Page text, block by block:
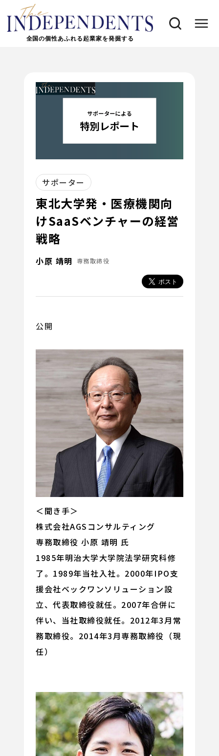
全国の個性あふれる起業家を発掘する
サポーター
東北大学発・医療機関向
けSaaSベンチャーの経営
戦略
小原 靖明 専務取締役
公開
＜聞き手＞
株式会社AGSコンサルティング
専務取締役 小原 靖明 氏
1985年明治大学大学院法学研究科修
了。1989年当社入社。2000年IPO支
援会社ベックワンソリューション設
立、代表取締役就任。2007年合併に
伴い、当社取締役就任。2012年3月常
務取締役。2014年3月専務取締役（現
任）